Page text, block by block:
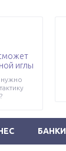
иглы
нужно
БАНКИ